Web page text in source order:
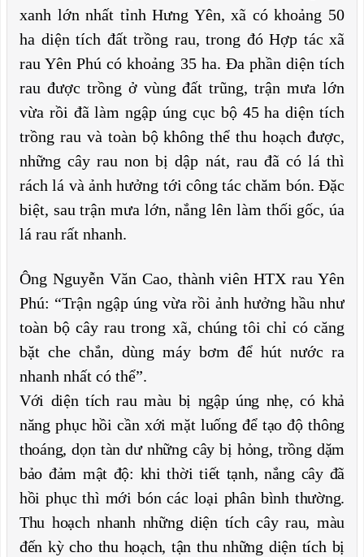
xanh lớn nhất tỉnh Hưng Yên, xã có khoảng 50
ha diện tích đất trồng rau, trong đó Hợp tác xã
rau Yên Phú có khoảng 35 ha. Đa phần diện tích
rau được trồng ở vùng đất trũng, trận mưa lớn
vừa rồi đã làm ngập úng cục bộ 45 ha diện tích
trồng rau và toàn bộ không thể thu hoạch được,
những cây rau non bị dập nát, rau đã có lá thì
rách lá và ảnh hưởng tới công tác chăm bón. Đặc
biệt, sau trận mưa lớn, nắng lên làm thối gốc, úa
lá rau rất nhanh.
Ông Nguyễn Văn Cao, thành viên HTX rau Yên
Phú: “Trận ngập úng vừa rồi ảnh hưởng hầu như
toàn bộ cây rau trong xã, chúng tôi chỉ có căng
bặt che chắn, dùng máy bơm để hút nước ra
nhanh nhất có thể”.
Với diện tích rau màu bị ngập úng nhẹ, có khả
năng phục hồi cần xới mặt luống để tạo độ thông
thoáng, dọn tàn dư những cây bị hỏng, trồng dặm
bảo đảm mật độ: khi thời tiết tạnh, nắng cây đã
hồi phục thì mới bón các loại phân bình thường.
Thu hoạch nhanh những diện tích cây rau, màu
đến kỳ cho thu hoạch, tận thu những diện tích bị